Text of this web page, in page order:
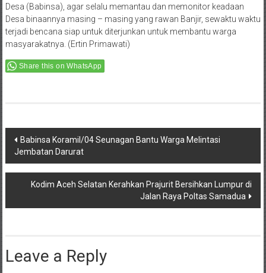
Desa (Babinsa), agar selalu memantau dan memonitor keadaan
Desa binaannya masing – masing yang rawan Banjir, sewaktu waktu
terjadi bencana siap untuk diterjunkan untuk membantu warga
masyarakatnya. (Ertin Primawati)
Share this on WhatsApp
Post
navigation
Babinsa Koramil/04 Seunagan Bantu Warga Melintasi
Jembatan Darurat
Kodim Aceh Selatan Kerahkan Prajurit Bersihkan Lumpur di
Jalan Raya Poltas Samadua
Leave a Reply